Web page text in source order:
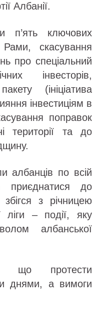
Албанії.
п’ять ключових
скасування
про спеціальний
інвесторів,
(ініціатива
інвестиціям в
поправок
території та до
албанців по всій
приєднатися до
збігся з річницею
ліги – події, яку
албанської
що протести
днями, а вимоги